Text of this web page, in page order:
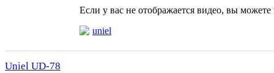
Если у вас не отображается видео, вы можете
uniel
Uniel UD-78